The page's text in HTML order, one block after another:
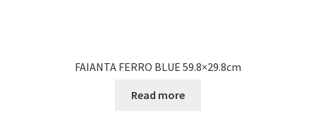
FAIANTA FERRO BLUE 59.8×29.8cm
Read more